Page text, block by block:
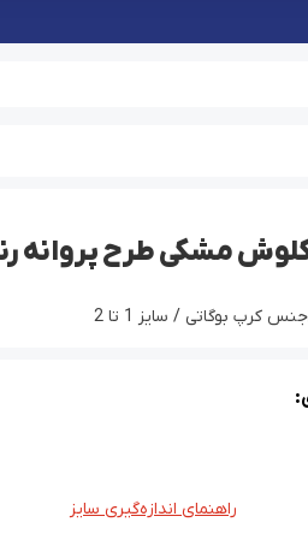
مشکی طرح پروانه
بوگاتی / سایز 1 تا 2
راهنمای اندازه‌گیری سایز